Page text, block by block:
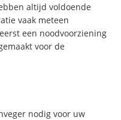
altijd voldoende
vaak meteen
een noodvoorziening
voor de
nodig voor uw